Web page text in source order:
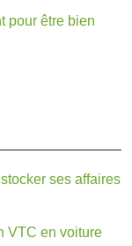
pour être bien
ses affaires
VTC en voiture